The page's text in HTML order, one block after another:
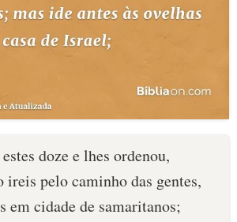
doze e lhes ordenou,
ireis pelo caminho das gentes,
em cidade de samaritanos;